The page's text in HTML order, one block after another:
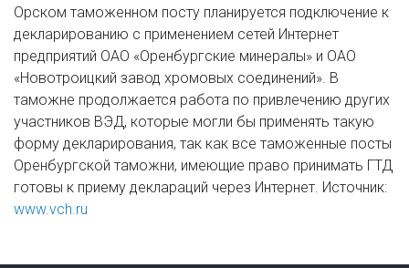
Орском таможенном посту планируется подключение к
декларированию с применением сетей Интернет
предприятий ОАО «Оренбургские минералы» и ОАО
«Новотроицкий завод хромовых соединений». В
таможне продолжается работа по привлечению других
участников ВЭД, которые могли бы применять такую
форму декларирования, так как все таможенные посты
Оренбургской таможни, имеющие право принимать ГТД
готовы к приему деклараций через Интернет. Источник:
www.vch.ru